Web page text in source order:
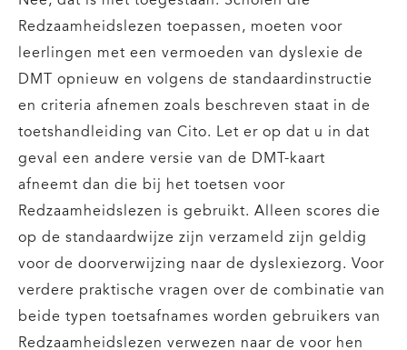
Redzaamheidslezen toepassen, moeten voor
leerlingen met een vermoeden van dyslexie de
DMT opnieuw en volgens de standaardinstructie
en criteria afnemen zoals beschreven staat in de
toetshandleiding van Cito. Let er op dat u in dat
geval een andere versie van de DMT-kaart
afneemt dan die bij het toetsen voor
Redzaamheidslezen is gebruikt. Alleen scores die
op de standaardwijze zijn verzameld zijn geldig
voor de doorverwijzing naar de dyslexiezorg. Voor
verdere praktische vragen over de combinatie van
beide typen toetsafnames worden gebruikers van
Redzaamheidslezen verwezen naar de voor hen